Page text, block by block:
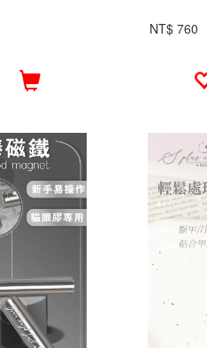
NT$ 760